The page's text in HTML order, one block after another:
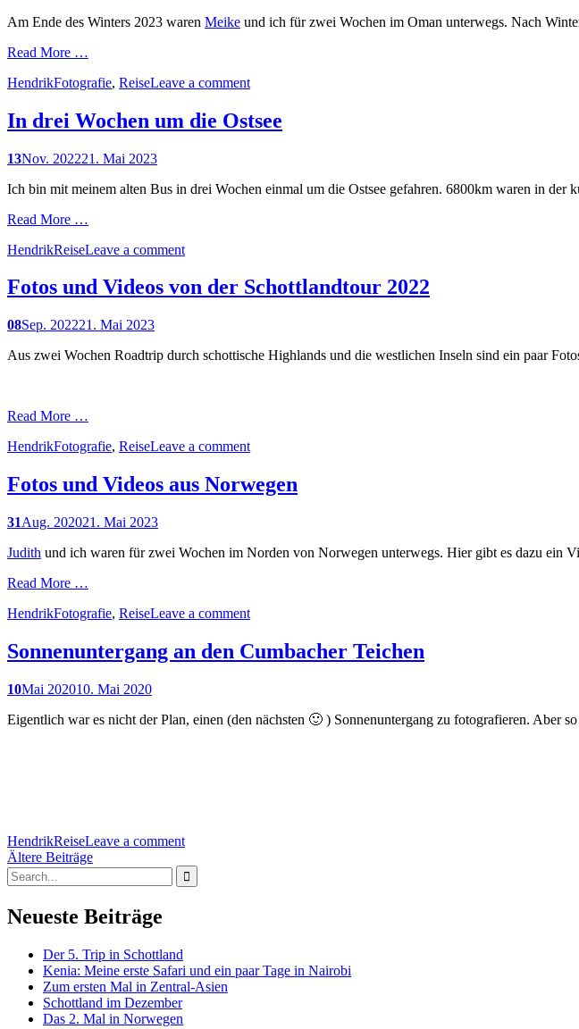
Am Ende des Winters 2023 waren Meike und ich für zwei Wochen im Oman unterwegs. Nach
Read More …
HendrikFotografie, ReiseLeave a comment
In drei Wochen um die Ostsee
13Nov. 202221. Mai 2023
Ich bin mit meinem alten Bus in drei Wochen einmal um die Ostsee gefahren. 6800km waren in der
Read More …
HendrikReiseLeave a comment
Fotos und Videos von der Schottlandtour 2022
08Sep. 202221. Mai 2023
Aus zwei Wochen Roadtrip durch schottische Highlands und die westlichen Inseln sind ein paar
Read More …
HendrikFotografie, ReiseLeave a comment
Fotos und Videos aus Norwegen
31Aug. 202021. Mai 2023
Judith und ich waren für zwei Wochen im Norden von Norwegen unterwegs. Hier gibt es dazu ein
Read More …
HendrikFotografie, ReiseLeave a comment
Sonnenuntergang an den Cumbacher Teichen
10Mai 202010. Mai 2020
Eigentlich war es nicht der Plan, einen (den nächsten 🙂 ) Sonnenuntergang zu fotografieren. Aber
HendrikReiseLeave a comment
Beitragsnavigation
Ältere Beiträge
Search
for:
Neueste Beiträge
Der 5. Trip in Schottland
Kenia: Meine erste Safari und ein paar Tage in Nairobi
Zum ersten Mal in Zentral-Asien
Schottland im Dezember
Das 2. Mal in Norwegen